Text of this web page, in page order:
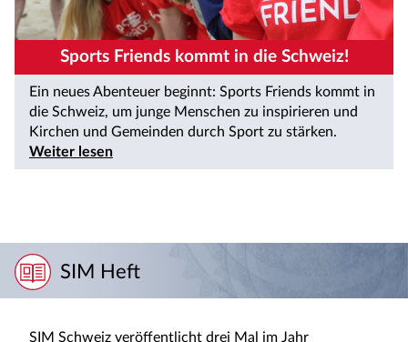
Sports Friends kommt in die Schweiz!
Ein neues Abenteuer beginnt: Sports Friends kommt in
die Schweiz, um junge Menschen zu inspirieren und
Kirchen und Gemeinden durch Sport zu stärken.
Weiter lesen
SIM Heft
SIM Schweiz veröffentlicht drei Mal im Jahr